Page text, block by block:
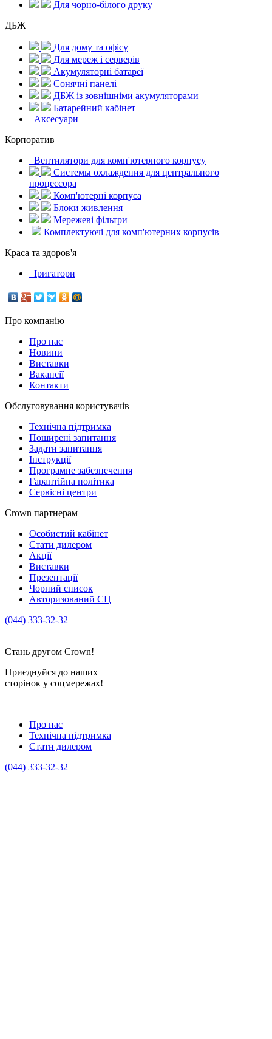
Для чорно-білого друку
ДБЖ
Для дому та офісу
Для мереж і серверів
Акумуляторні батареї
Сонячні панелі
ДБЖ із зовнішніми акумуляторами
Батарейний кабінет
Аксесуари
Корпоратив
Вентилятори для комп'ютерного корпусу
Системы охлаждения для центрального
процессора
Комп'ютерні корпуса
Блоки живлення
Мережеві фільтри
Комплектуючі для комп'ютерних корпусів
Краса та здоров'я
Іригатори
Про компанію
Про нас
Новини
Виставки
Вакансії
Контакти
Обслуговування користувачів
Технічна підтримка
Поширені запитання
Задати запитання
Інструкції
Програмне забезпечення
Гарантійна політика
Сервісні центри
Crown партнерам
Особистий кабінет
Стати дилером
Акції
Виставки
Презентації
Чорний список
Авторизований СЦ
(044) 333-32-32
Стань другом Crown!
Приєднуйся до наших
сторінок у соцмережах!
Про нас
Технічна підтримка
Стати дилером
(044) 333-32-32